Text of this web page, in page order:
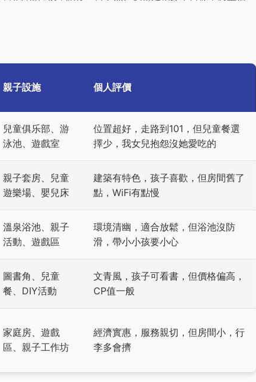
親子設施 個人評價
兒童俱乐部、游
泳池、遊戲室
位置超好，走路到101，但兒童餐選
擇少，我女兒抱怨沒她愛吃的
親子套房、兒童
遊樂場、嬰兒床
建築有特色，孩子喜歡，但房間舊了
點，WiFi有點慢
溫泉浴池、親子
活動、遊戲區
環境清幽，適合放鬆，但浴池沒防
滑，帶小小孩要小心
圖書角、兒童
餐、DIY活動
文青風，孩子可看書，但價格偏高，
CP值一般
家庭房、遊戲
區、親子工作坊
經濟實惠，服務親切，但房間小，行
李多會擠